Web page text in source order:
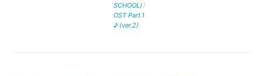
SCHOOL)〉
OST Part.1
♪ (ver.2)